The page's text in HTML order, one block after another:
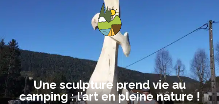
Une sculpture prend vie au
camping : l’art en pleine nature !